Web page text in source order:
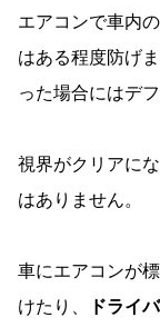
エアコンで車内
はある程度防げ
った場合にはデ
視界がクリアに
はありません。
車にエアコンが
けたり、
ドライ